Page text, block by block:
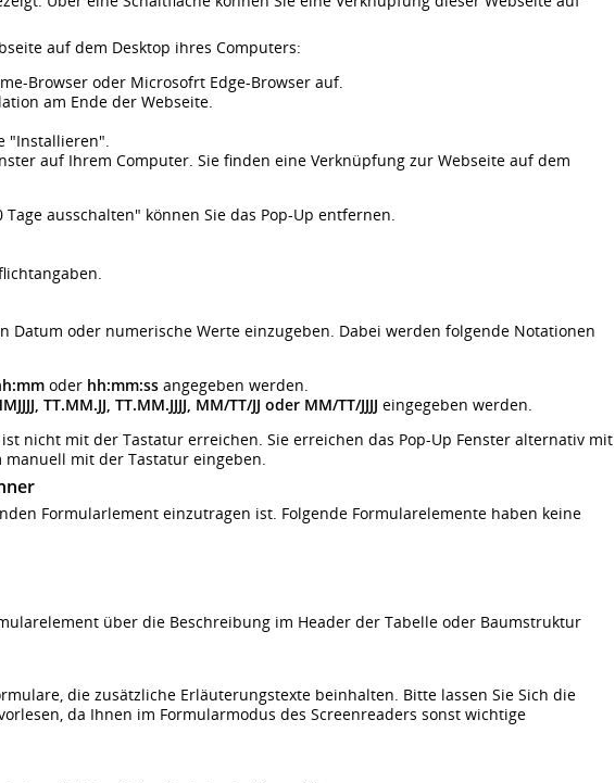
auf dem Desktop ihres Computers:
Browser oder Microsofrt Edge-Browser auf.
am Ende der Webseite.
"Installieren".
auf Ihrem Computer. Sie finden eine Verknüpfung zur Webseite auf dem
ausschalten" können Sie das Pop-Up entfernen.
Datum oder numerische Werte einzugeben. Dabei werden folgende Notationen
oder hh:mm:ss angegeben werden.
TT.MM.JJ, TT.MM.JJJJ, MM/TT/JJ oder MM/TT/JJJJ eingegeben werden.
nicht mit der Tastatur erreichen. Sie erreichen das Pop-Up Fenster alternativ mit
mit der Tastatur eingeben.
Formularlement einzutragen ist. Folgende Formularelemente haben keine
über die Beschreibung im Header der Tabelle oder Baumstruktur
die zusätzliche Erläuterungstexte beinhalten. Bitte lassen Sie Sich die
da Ihnen im Formularmodus des Screenreaders sonst wichtige